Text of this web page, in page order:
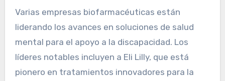
Varias empresas biofarmacéuticas están
liderando los avances en soluciones de salud
mental para el apoyo a la discapacidad. Los
líderes notables incluyen a Eli Lilly, que está
pionero en tratamientos innovadores para la